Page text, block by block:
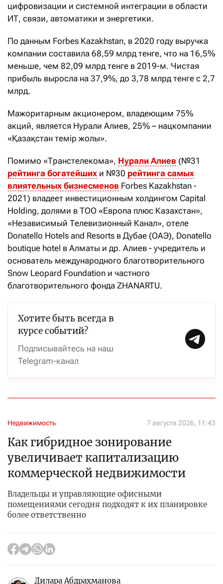
цифровизации и системной интеграции в области
ИТ, связи, автоматики и энергетики.
По данным Forbes Kazakhstan, в 2020 году выручка
компании составила 68,59 млрд тенге, что на 16,5%
меньше, чем 82,09 млрд тенге в 2019-м. Чистая
прибыль выросла на 37,9%, до 3,78 млрд тенге с 2,7
млрд.
Мажоритарным акционером, владеющим 75%
акций, является Нурали Алиев, 25% – нацкомпании
«Қазақстан темір жолы».
Помимо «Транстелекома», Нурали Алиев (№31
рейтинга богатейших и №30 рейтинга самых
влиятельных бизнесменов Forbes Kazakhstan -
2021) владеет инвестиционным холдингом Capital
Holding, долями в ТОО «Европа плюс Казахстан»,
«Независимый Телевизионный Канал», отеле
Donatello Hotels and Resorts в Дубае (ОАЭ), Donatello
boutique hotel в Алматы и др. Алиев - учредитель и
основатель международного благотворительного
Snow Leopard Foundation и частного
благотворительного фонда ZHANARTU.
Хотите быть всегда в
курсе событий?
Подписывайтесь на наш
Telegram-канал
Недвижимость 7 августа 2026, 11:43
Как гибридное зонирование
увеличивает капитализацию
коммерческой недвижимости
Владельцы и управляющие офисными
помещениями сегодня подходят к их планировке
более ответственно
Дилара Абдрахманова